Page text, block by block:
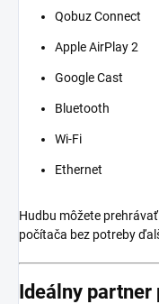
Qobuz Connect
Apple AirPlay 2
Google Cast
Bluetooth
Wi-Fi
Ethernet
Hudbu môžete
počítača bez potreby
Ideálny